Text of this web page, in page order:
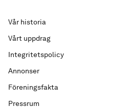
Vår historia
Vårt uppdrag
Integritetspolicy
Annonser
Föreningsfakta
Pressrum